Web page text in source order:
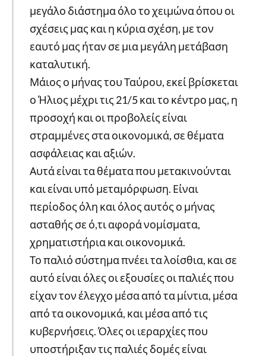
μεγάλο διάστημα όλο το χειμώνα όπου οι
σχέσεις μας και η κύρια σχέση, με τον
εαυτό μας ήταν σε μια μεγάλη μετάβαση
καταλυτική.
Μάιος ο μήνας του Ταύρου, εκεί βρίσκεται
ο Ήλιος μέχρι τις 21/5 και το κέντρο μας, η
προσοχή και οι προβολείς είναι
στραμμένες στα οικονομικά, σε θέματα
ασφάλειας και αξιών.
Αυτά είναι τα θέματα που μετακινούνται
και είναι υπό μεταμόρφωση. Είναι
περίοδος όλη και όλος αυτός ο μήνας
ασταθής σε ό,τι αφορά νομίσματα,
χρηματιστήρια και οικονομικά.
Το παλιό σύστημα πνέει τα λοίσθια, και σε
αυτό είναι όλες οι εξουσίες οι παλιές που
είχαν τον έλεγχο μέσα από τα μίντια, μέσα
από τα οικονομικά, και μέσα από τις
κυβερνήσεις. Όλες οι ιεραρχίες που
υποστήριξαν τις παλιές δομές είναι